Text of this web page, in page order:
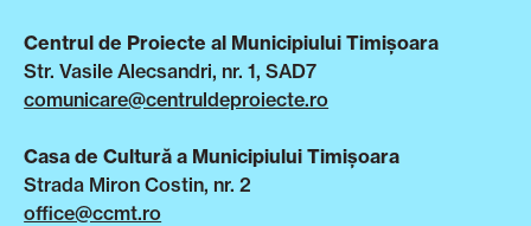
Centrul de Proiecte al Municipiului Timișoara
Str. Vasile Alecsandri, nr. 1, SAD7
comunicare@centruldeproiecte.ro
Casa de Cultură a Municipiului Timișoara
Strada Miron Costin, nr. 2
office@ccmt.ro